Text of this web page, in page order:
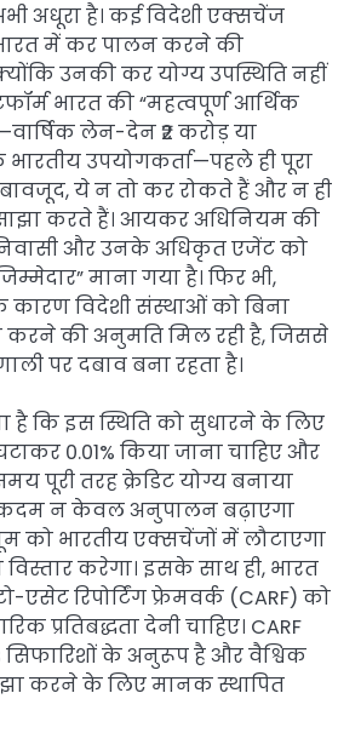
अधूरा है। कई विदेशी एक्सचेंज
में कर पालन करने की
उनकी कर योग्य उपस्थिति नहीं
भारत की “महत्वपूर्ण आर्थिक
लेन-देन ₹2 करोड़ या
उपयोगकर्ता—पहले ही पूरा
ये न तो कर रोकते हैं और न ही
करते हैं। आयकर अधिनियम की
और उनके अधिकृत एजेंट को
माना गया है। फिर भी,
कारण विदेशी संस्थाओं को बिना
की अनुमति मिल रही है, जिससे
पर दबाव बना रहता है।
है कि इस स्थिति को सुधारने के लिए
0.01% किया जाना चाहिए और
पूरी तरह क्रेडिट योग्य बनाया
कदम न केवल अनुपालन बढ़ाएगा
को भारतीय एक्सचेंजों में लौटाएगा
करेगा। इसके साथ ही, भारत
एसेट रिपोर्टिंग फ्रेमवर्क (CARF) को
प्रतिबद्धता देनी चाहिए। CARF
सिफारिशों के अनुरूप है और वैश्विक
करने के लिए मानक स्थापित